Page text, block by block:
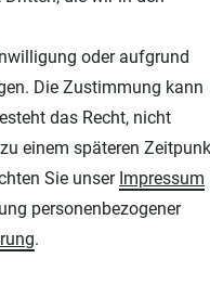
und Plotterfolien
oder aufgrund
Die Zustimmung kann
das Recht, nicht
einem späteren
Sie unser Impressum
personenbezogener
.